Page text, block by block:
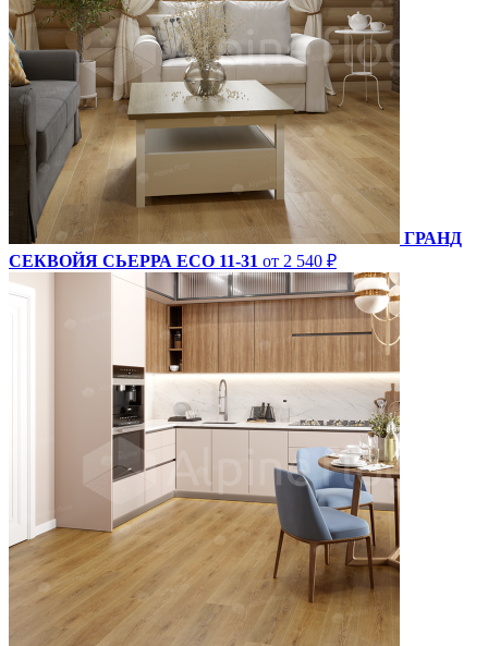
ГРАНД
СЕКВОЙЯ СЬЕРРА ECO 11-31 от 2 540 ₽